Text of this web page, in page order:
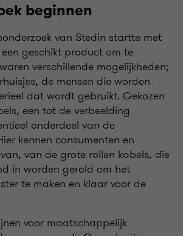
beginnen
van Stedin startte met
geschikt product om te
verschillende mogelijkheden;
de mensen die worden
dat wordt gebruikt. Gekozen
een tot de verbeelding
onderdeel van de
kennen consumenten en
van de grote rollen kabels, die
in worden gerold om het
te maken en klaar voor de
voor maatschappelijk